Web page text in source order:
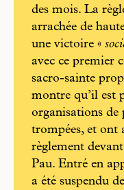
des mois. La
arrachée de
une victoire «
avec ce premier
sacro-sainte
montre qu’il est
organisations de
trompées, et ont
règlement
Pau. Entré en
a été suspendu